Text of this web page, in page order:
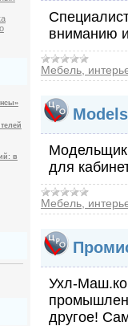
в
вниманию
Мебель,
для
Мебель,
Ухл-
другое!